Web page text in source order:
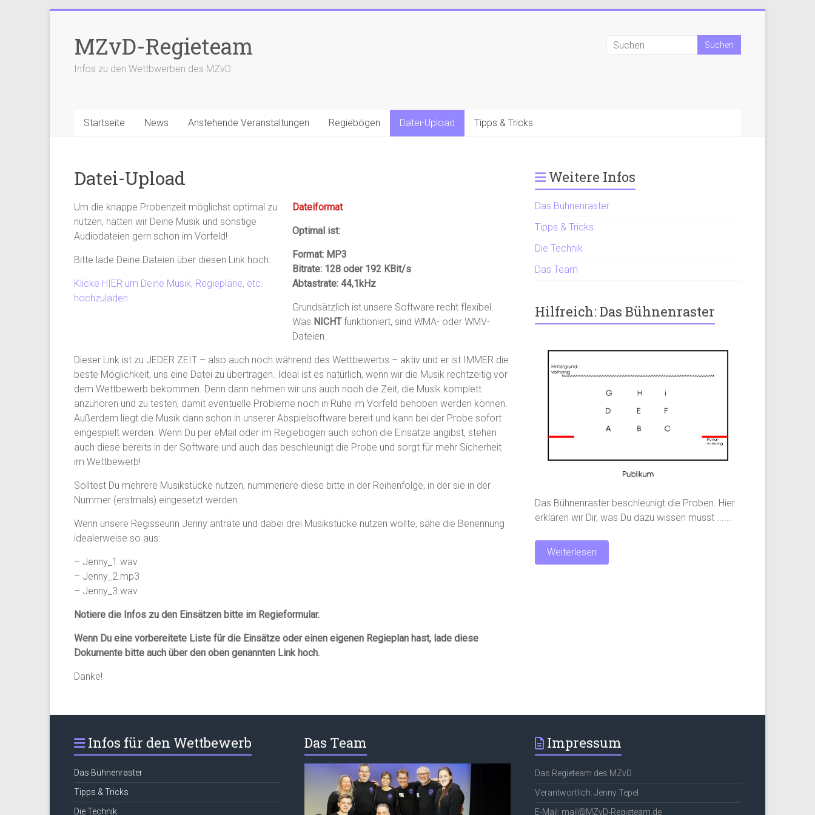
springenMZvD-Regieteam
Infos zu den Wettbwerben des MZvD
Startseite News Anstehende Veranstaltungen Regiebögen Datei-Upload Tipps & Tricks
Datei-Upload
Um die knappe Probenzeit möglichst optimal zu
nutzen, hätten wir Deine Musik und sonstige
Audiodateien gern schon im Vorfeld!
Bitte lade Deine Dateien über diesen Link hoch:
Klicke HIER um Deine Musik, Regiepläne, etc.
hochzuladen.
Dateiformat
Optimal ist:
Format: MP3
Bitrate: 128 oder 192 KBit/s
Abtastrate: 44,1kHz
Grundsätzlich ist unsere Software recht flexibel.
Was NICHTfunktioniert, sind WMA- oder WMV-
Dateien.
Dieser Link ist zu JEDER ZEIT – also auch noch während des Wettbewerbs – aktiv und er ist IMMER die
beste Möglichkeit, uns eine Datei zu übertragen. Ideal ist es natürlich, wenn wir die Musik rechtzeitig vor
dem Wettbewerb bekommen. Denn dann nehmen wir uns auch noch die Zeit, die Musik komplett
anzuhören und zu testen, damit eventuelle Probleme noch in Ruhe im Vorfeld behoben werden können.
Außerdem liegt die Musik dann schon in unserer Abspielsoftware bereit und kann bei der Probe sofort
eingespielt werden. Wenn Du per eMail oder im Regiebogen auch schon die Einsätze angibst, stehen
auch diese bereits in der Software und auch das beschleunigt die Probe und sorgt für mehr Sicherheit
im Wettbewerb!
Solltest Du mehrere Musikstücke nutzen, nummeriere diese bitte in der Reihenfolge, in der sie in der
Nummer (erstmals) eingesetzt werden.
Wenn unsere Regisseurin Jenny anträte und dabei drei Musikstücke nutzen wollte, sähe die Benennung
idealerweise so aus:
– Jenny_1.wav
– Jenny_2.mp3
– Jenny_3.wav
Notiere die Infos zu den Einsätzen bitte im Regieformular.
Wenn Du eine vorbereitete Liste für die Einsätze oder einen eigenen Regieplan hast, lade diese
Dokumente bitte auch über den oben genannten Link hoch.
Danke!
Weitere Infos
Das Bühnenraster
Tipps & Tricks
Die Technik
Das Team
Hilfreich: Das Bühnenraster
Das Bühnenraster beschleunigt die Proben. Hier
erklären wir Dir, was Du dazu wissen musst ......
Weiterlesen
Infos für den Wettbewerb
Das Bühnenraster
Tipps & Tricks
Die Technik
Das Team Impressum
Das Regieteam des MZvD
Verantwortlich: Jenny Tepel
E-Mail: mail@MZvD-Regieteam.de